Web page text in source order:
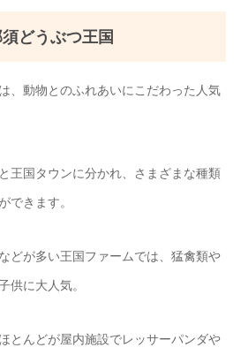
須どうぶつ王国
、動物とのふれあいにこだわった人気
王国タウンに分かれ、さまざまな種類
できます。
どが多い王国ファームでは、猛禽類や
供に大人気。
とんどが屋内施設でレッサーパンダや